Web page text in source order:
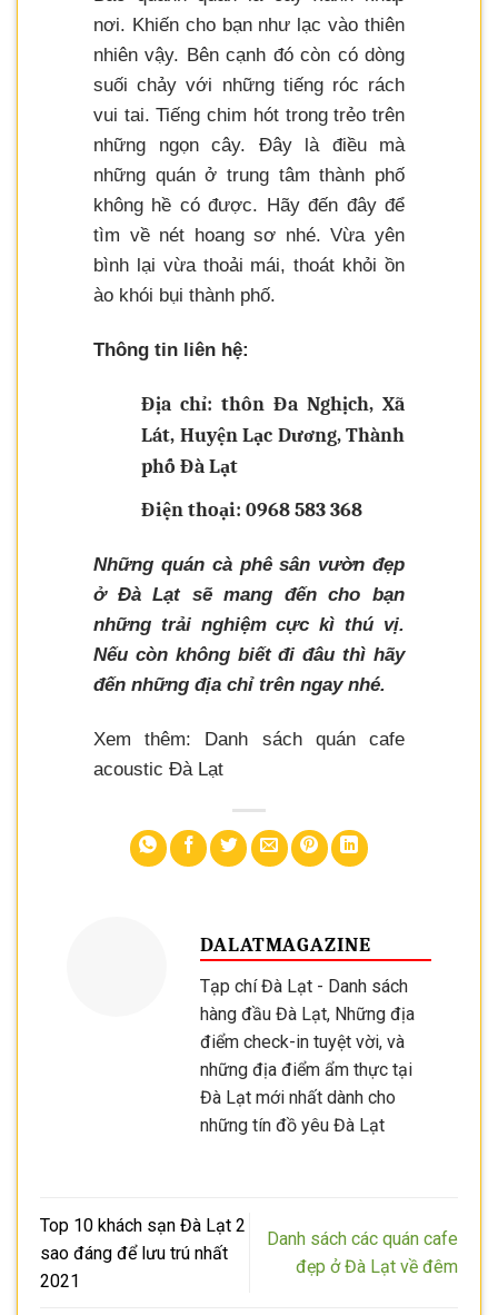
nơi. Khiến cho bạn như lạc vào thiên
nhiên vậy. Bên cạnh đó còn có dòng
suối chảy với những tiếng róc rách
vui tai. Tiếng chim hót trong trẻo trên
những ngọn cây. Đây là điều mà
những quán ở trung tâm thành phố
không hề có được. Hãy đến đây để
tìm về nét hoang sơ nhé. Vừa yên
bình lại vừa thoải mái, thoát khỏi ồn
ào khói bụi thành phố.
Thông tin liên hệ:
Địa chỉ: thôn Đa Nghịch, Xã
Lát, Huyện Lạc Dương, Thành
phố Đà Lạt
Điện thoại: 0968 583 368
Những quán cà phê sân vườn đẹp
ở Đà Lạt sẽ mang đến cho bạn
những trải nghiệm cực kì thú vị.
Nếu còn không biết đi đâu thì hãy
đến những địa chỉ trên ngay nhé.
Xem thêm: Danh sách quán cafe
acoustic Đà Lạt
DALATMAGAZINE
Tạp chí Đà Lạt - Danh sách
hàng đầu Đà Lạt, Những địa
điểm check-in tuyệt vời, và
những địa điểm ẩm thực tại
Đà Lạt mới nhất dành cho
những tín đồ yêu Đà Lạt
Top 10 khách sạn Đà Lạt 2
sao đáng để lưu trú nhất
2021
Danh sách các quán cafe
đẹp ở Đà Lạt về đêm